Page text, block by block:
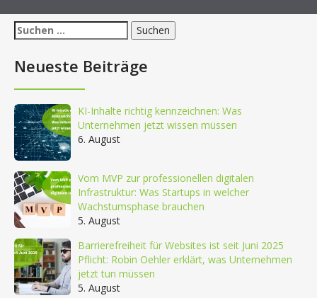
Suchen
nach:
Neueste Beiträge
KI-Inhalte richtig kennzeichnen: Was
Unternehmen jetzt wissen müssen
6. August
Vom MVP zur professionellen digitalen
Infrastruktur: Was Startups in welcher
Wachstumsphase brauchen
5. August
Barrierefreiheit für Websites ist seit Juni 2025
Pflicht: Robin Oehler erklärt, was Unternehmen
jetzt tun müssen
5. August